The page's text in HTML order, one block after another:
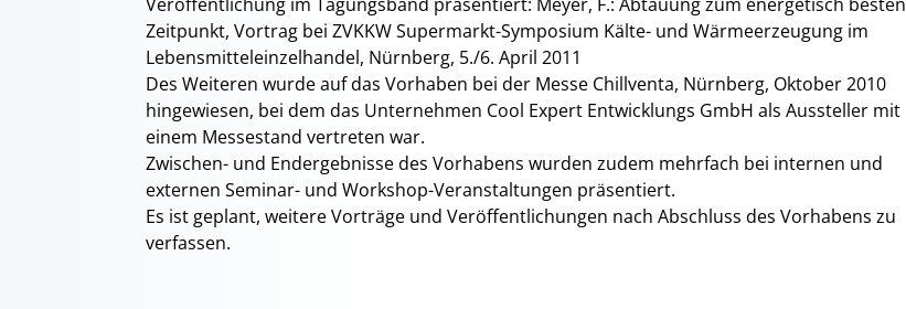
Zeitpunkt, Vortrag bei ZVKKW Supermarkt-Symposium Kälte- und Wärmeerzeugung im
Lebensmitteleinzelhandel, Nürnberg, 5./6. April 2011
Des Weiteren wurde auf das Vorhaben bei der Messe Chillventa, Nürnberg, Oktober 2010
hingewiesen, bei dem das Unternehmen Cool Expert Entwicklungs GmbH als Aussteller mit
einem Messestand vertreten war.
Zwischen- und Endergebnisse des Vorhabens wurden zudem mehrfach bei internen und
externen Seminar- und Workshop-Veranstaltungen präsentiert.
Es ist geplant, weitere Vorträge und Veröffentlichungen nach Abschluss des Vorhabens zu
verfassen.